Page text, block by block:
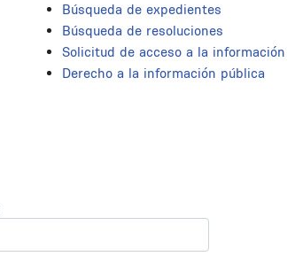
Búsqueda de expedientes
Búsqueda de resoluciones
Solicitud de acceso a la información
Derecho a la información pública